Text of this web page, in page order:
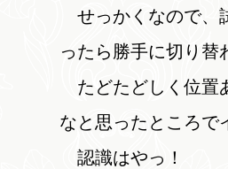
せっかくなので、
ったら勝手に切り替
たどたどしく位置
なと思ったところで
認識はやっ！